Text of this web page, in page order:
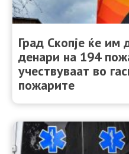
Град Скопје ќе
денари на 194
учествуваат во
пожарите